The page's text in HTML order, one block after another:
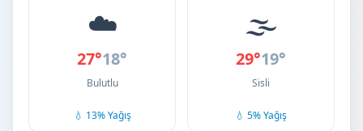
☁️
27°18°
Bulutlu
💧 13% Yağış
🌫️
29°19°
Sisli
💧 5% Yağış